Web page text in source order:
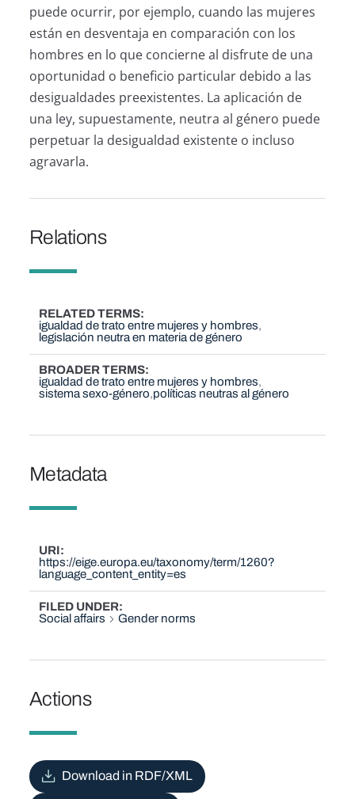
puede ocurrir, por ejemplo, cuando las mujeres
están en desventaja en comparación con los
hombres en lo que concierne al disfrute de una
oportunidad o beneficio particular debido a las
desigualdades preexistentes. La aplicación de
una ley, supuestamente, neutra al género puede
perpetuar la desigualdad existente o incluso
agravarla.
Relations
RELATED TERMS
igualdad de trato entre mujeres y hombres
legislación neutra en materia de género
BROADER TERMS
igualdad de trato entre mujeres y hombres
sistema sexo-género políticas neutras al género
Metadata
URI
https://eige.europa.eu/taxonomy/term/1260?
language_content_entity=es
FILED UNDER
Social affairs
Gender norms
Actions
Download in RDF/XML